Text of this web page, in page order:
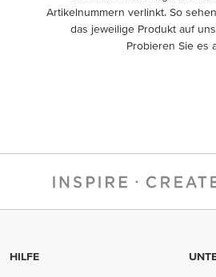
Artikelnummern verlinkt. So
das jeweilige Produkt auf
Probieren Sie es
HILFE